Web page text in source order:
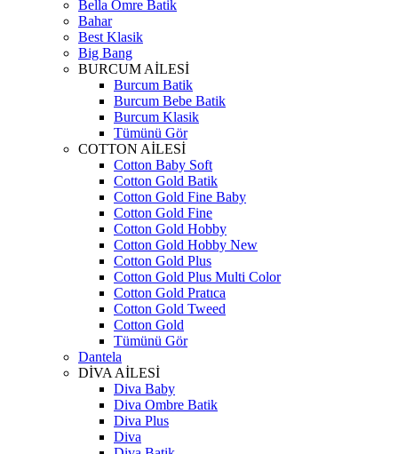
Bella Omre Batik
Bahar
Best Klasik
Big Bang
BURCUM AİLESİ
Burcum Batik
Burcum Bebe Batik
Burcum Klasik
Tümünü Gör
COTTON AİLESİ
Cotton Baby Soft
Cotton Gold Batik
Cotton Gold Fine Baby
Cotton Gold Fine
Cotton Gold Hobby
Cotton Gold Hobby New
Cotton Gold Plus
Cotton Gold Plus Multi Color
Cotton Gold Pratıca
Cotton Gold Tweed
Cotton Gold
Tümünü Gör
Dantela
DİVA AİLESİ
Diva Baby
Diva Ombre Batik
Diva Plus
Diva